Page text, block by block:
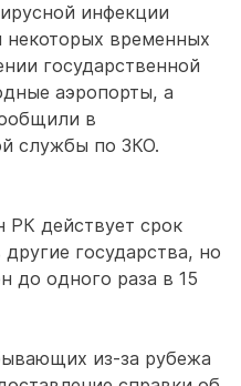
инфекции
некоторых временных
государственной
аэропорты, а
в
службы по ЗКО.
действует срок
государства, но
до одного раза в 15
из-за рубежа